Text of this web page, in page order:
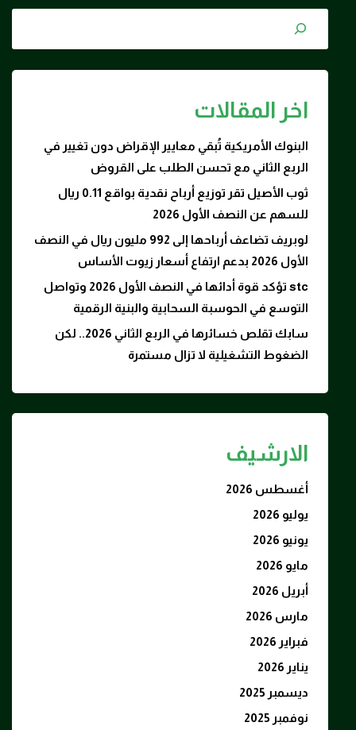
اخر المقالات
البنوك الأمريكية تُبقي معايير الإقراض دون تغيير في
الربع الثاني مع تحسن الطلب على القروض
ثوب الأصيل تقر توزيع أرباح نقدية بواقع 0.11 ريال
للسهم عن النصف الأول 2026
لوبريف تضاعف أرباحها إلى 992 مليون ريال في النصف
الأول 2026 بدعم ارتفاع أسعار زيوت الأساس
stc تؤكد قوة أدائها في النصف الأول 2026 وتواصل
التوسع في الحوسبة السحابية والبنية الرقمية
سابك تقلص خسائرها في الربع الثاني 2026.. لكن
الضغوط التشغيلية لا تزال مستمرة
الارشيف
أغسطس 2026
يوليو 2026
يونيو 2026
مايو 2026
أبريل 2026
مارس 2026
فبراير 2026
يناير 2026
ديسمبر 2025
نوفمبر 2025